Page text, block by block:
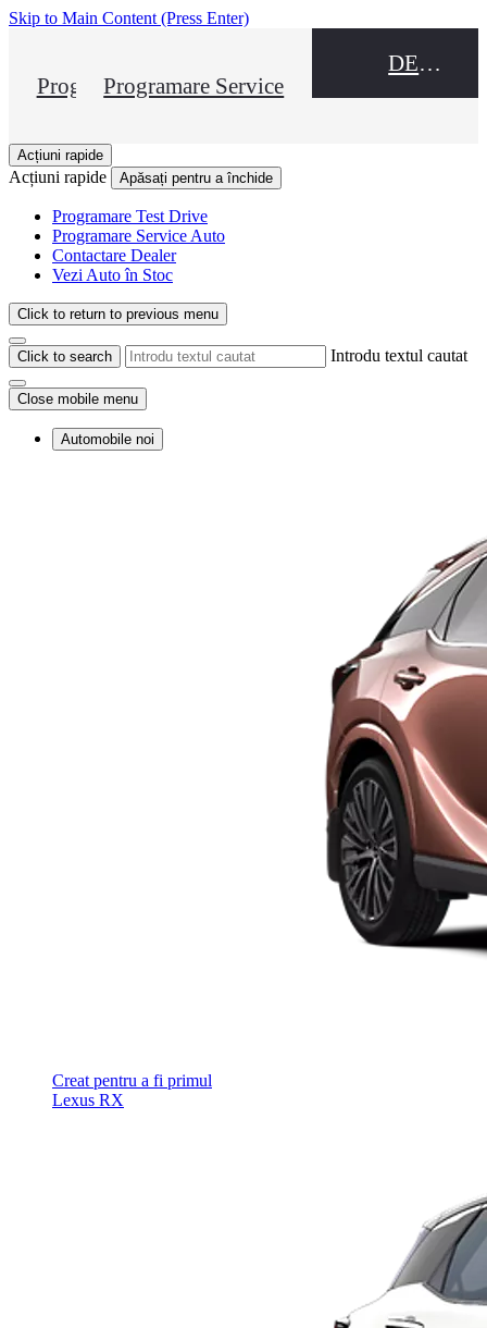
Skip to Main Content (Press Enter)
Programare Test Drive
Programare Service
DEALER NAME
Acțiuni rapide
Acțiuni rapide Apăsați pentru a închide
Programare Test Drive
Programare Service Auto
Contactare Dealer
Vezi Auto în Stoc
Click to return to previous menu
Click to search Introdu textul cautat
Close mobile menu
Automobile noi
Creat pentru a fi primul
Lexus RX